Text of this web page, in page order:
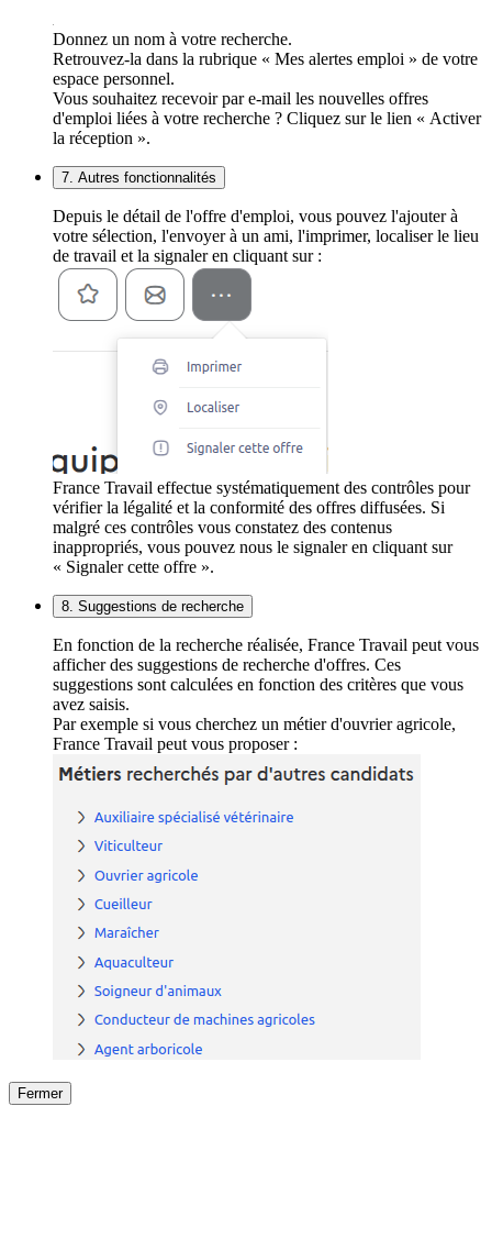
Donnez un nom à votre recherche.
Retrouvez-la dans la rubrique « Mes alertes emploi » de votre
espace personnel.
Vous souhaitez recevoir par e-mail les nouvelles offres
d'emploi liées à votre recherche ? Cliquez sur le lien « Activer
la réception ».
7. Autres fonctionnalités
Depuis le détail de l'offre d'emploi, vous pouvez l'ajouter à
votre sélection, l'envoyer à un ami, l'imprimer, localiser le lieu
de travail et la signaler en cliquant sur :
France Travail effectue systématiquement des contrôles pour
vérifier la légalité et la conformité des offres diffusées. Si
malgré ces contrôles vous constatez des contenus
inappropriés, vous pouvez nous le signaler en cliquant sur
« Signaler cette offre ».
8. Suggestions de recherche
En fonction de la recherche réalisée, France Travail peut vous
afficher des suggestions de recherche d'offres. Ces
suggestions sont calculées en fonction des critères que vous
avez saisis.
Par exemple si vous cherchez un métier d'ouvrier agricole,
France Travail peut vous proposer :
Fermer